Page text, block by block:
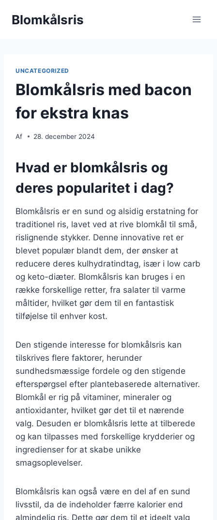
Blomkålsris
UNCATEGORIZED
Blomkålsris med bacon
for ekstra knas
Af 28. december 2024
Hvad er blomkålsris og
deres popularitet i dag?
Blomkålsris er en sund og alsidig erstatning for
traditionel ris, lavet ved at rive blomkål til små,
rislignende stykker. Denne innovative ret er
blevet populær blandt dem, der ønsker at
reducere deres kulhydratindtag, især i low carb
og keto-diæter. Blomkålsris kan bruges i en
række forskellige retter, fra salater til varme
måltider, hvilket gør dem til en fantastisk
tilføjelse til enhver kost.
Den stigende interesse for blomkålsris kan
tilskrives flere faktorer, herunder
sundhedsmæssige fordele og den stigende
efterspørgsel efter plantebaserede alternativer.
Blomkål er rig på vitaminer, mineraler og
antioxidanter, hvilket gør det til et nærende
valg. Desuden er blomkålsris lette at tilberede
og kan tilpasses med forskellige krydderier og
ingredienser for at skabe unikke
smagsoplevelser.
Blomkålsris kan også være en del af en sund
livsstil, da de indeholder færre kalorier end
almindelig ris. Dette gør dem til et ideelt valg